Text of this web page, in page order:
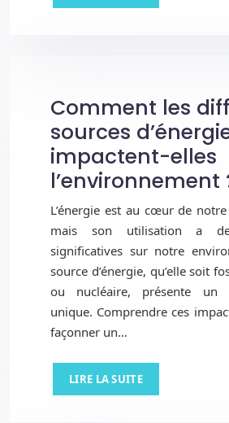
Comment les
sources
impactent-elles
l’environnement
L’énergie est au cœur de
mais son utilisation a
significatives sur notre
source d’énergie, qu’elle soit
ou nucléaire, présente un
unique. Comprendre ces
façonner un…
LIRE LA SUITE